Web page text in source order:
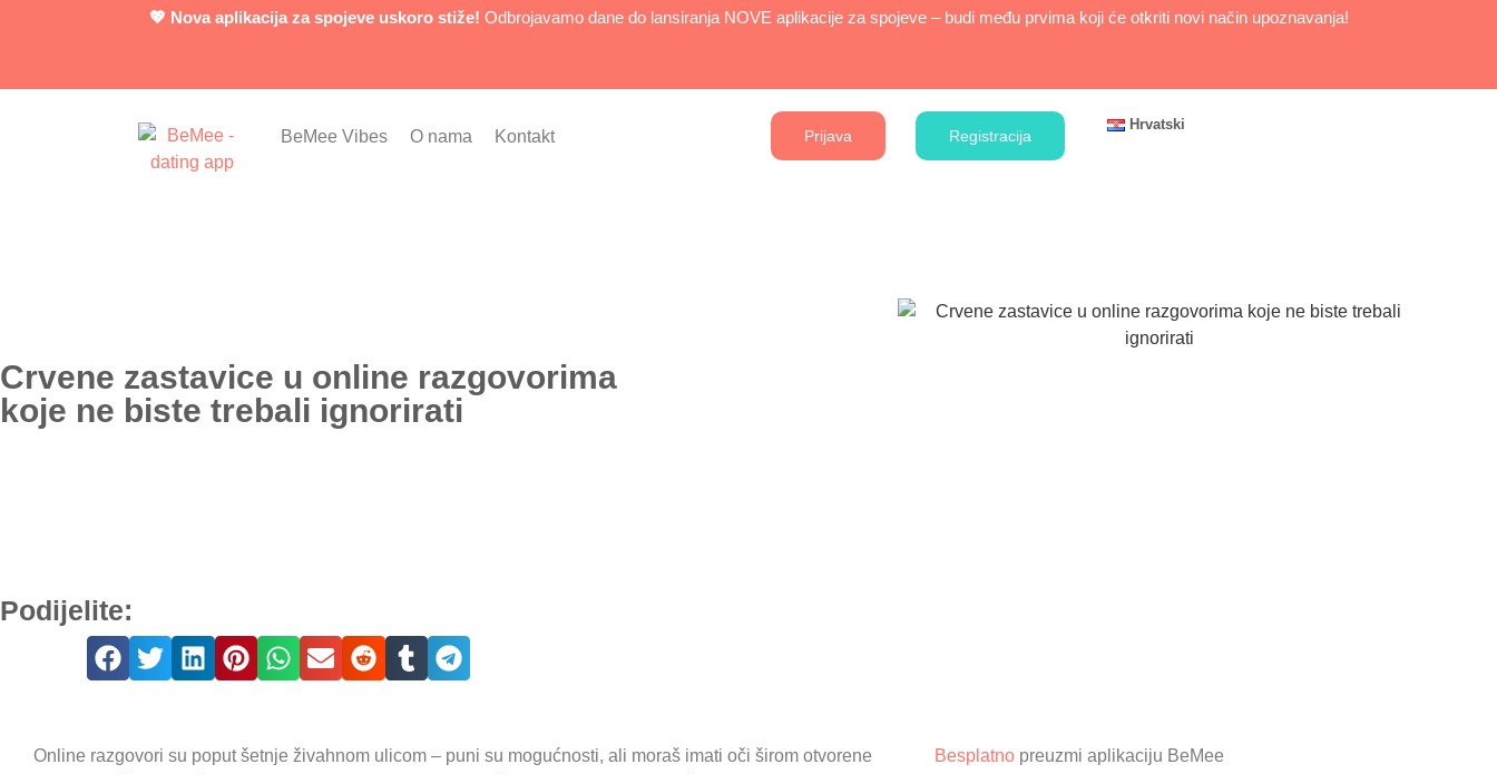
💖 Nova aplikacija za spojeve uskoro stiže! Odbrojavamo dane do lansiranja NOVE aplikacije za spojeve – budi među prvima koji će otkriti novi način upoznavanja!
BeMee Vibes O nama Kontakt Prijava Registracija
Hrvatski
Crvene zastavice u online razgovorima
koje ne biste trebali ignorirati
Podijelite:
Online razgovori su poput šetnje živahnom ulicom – puni su mogućnosti, ali moraš imati oči širom otvorene
Besplatnopreuzmi aplikaciju BeMee